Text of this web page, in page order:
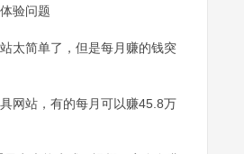
验问题
太简单了，但是每月赚的钱突
网站，有的每月可以赚45.8万